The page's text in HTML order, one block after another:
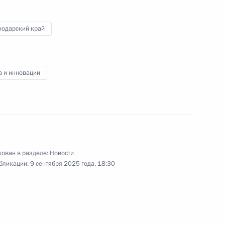
«Сириус»
край
и инновации
в разделе: Новости
9 сентября 2025 года, 18:30